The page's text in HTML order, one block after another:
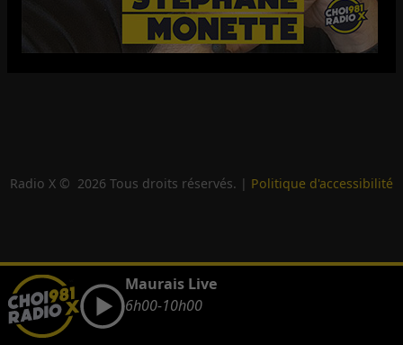
Radio X © 2026 Tous droits réservés. | Politique d'accessibilité
Maurais Live
6h00-10h00